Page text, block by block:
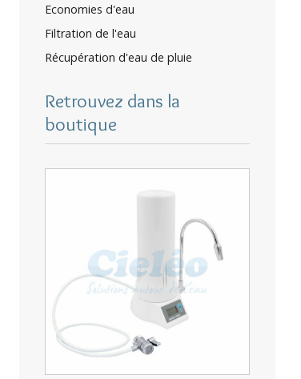
Economies d'eau
Filtration de l'eau
Récupération d'eau de pluie
Retrouvez dans la
boutique